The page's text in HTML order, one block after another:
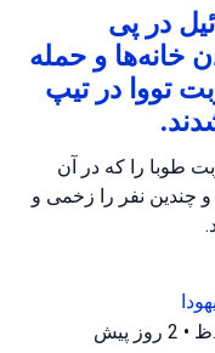
در پی
خانه‌ها و حمله
تووا در تیپ
طوبا را که در آن
چندین نفر را زخمی و
• 2 روز پیش